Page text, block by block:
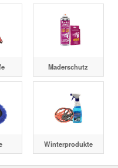
Maderschutz
Winterprodukte